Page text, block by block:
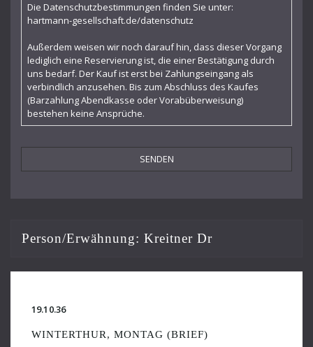
Enescu George
Felicie Hüni-Mihacsek
Feuermann Emanuel
Finke Fidelio
Fiorillo Dante
Frey Walter
Furtwängler Wilhelm
Hartmann Richard
IGNM-Fest
Die Datenschutzbestimmungen finden Sie unter:
hartmann-gesellschaft.de/datenschutz
Außerdem weisen wir noch darauf hin, dass dieser Vorgang
lediglich eine Reservierung ist, die einer Bestätigung durch
uns bedarf. Der Kauf ist erst bei Zahlungseingang als
verbindlich anzusehen. Bis zum Abschluss des Kaufes
(Barzahlung Abendkasse oder Vorabüberweisung)
bestehen keine Ansprüche.
Person/Erwähnung: Kreitner Dr
19.10.36
WINTERTHUR, MONTAG (BRIEF)